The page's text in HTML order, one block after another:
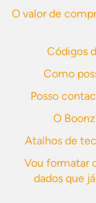
O valor de
Códigos
Como
Posso
O
Atalhos de
Vou formatar
dados que